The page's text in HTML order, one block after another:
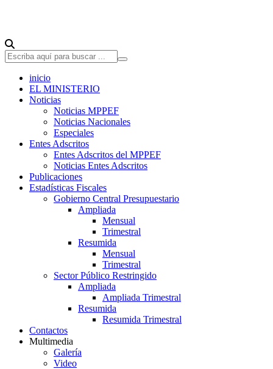
inicio
EL MINISTERIO
Noticias
Noticias MPPEF
Noticias Nacionales
Especiales
Entes Adscritos
Entes Adscritos del MPPEF
Noticias Entes Adscritos
Publicaciones
Estadísticas Fiscales
Gobierno Central Presupuestario
Ampliada
Mensual
Trimestral
Resumida
Mensual
Trimestral
Sector Público Restringido
Ampliada
Ampliada Trimestral
Resumida
Resumida Trimestral
Contactos
Multimedia
Galería
Video